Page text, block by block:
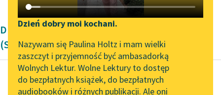
Katalog DAISY
Podkasty o książkach
Zgłoś brak utworu
Aktualności
„Prokurator Alicja Horn”
do słuchania
Narzędzia
Mapa Wolnych Lektur
Leśmianator
Dzień dobry moi kochani.
Nazywam się Paulina Holtz i mam wielki
zaszczyt i przyjemność być ambasadorką
Wolnych Lektur. Wolne Lektury to dostęp
do bezpłatnych książek, do bezpłatnych
audiobooków i różnych publikacji. Ale oni
Dramat szekspirowski William Shakespeare
(Szekspir)